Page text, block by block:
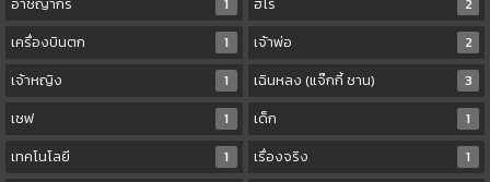
เครื่องบินตก
1 เจ้าพ่อ
2
เจ้าหญิง
1 เฉินหลง (แจ๊กกี้ ชาน)
3
เชฟ
1 เด็ก
1
เทคโนโลยี
1 เรื่องจริง
1